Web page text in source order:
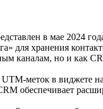
в мае 2024
для хранения
каналам, но и как
меток в виджете
обеспечивает